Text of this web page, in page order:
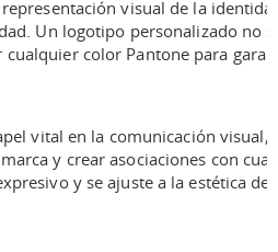
visual de la
Un logotipo personalizado no
cualquier color Pantone para
vital en la comunicación
y crear asociaciones con
y se ajuste a la estética